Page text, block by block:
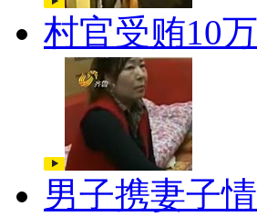
村官受贿10
男子携妻子